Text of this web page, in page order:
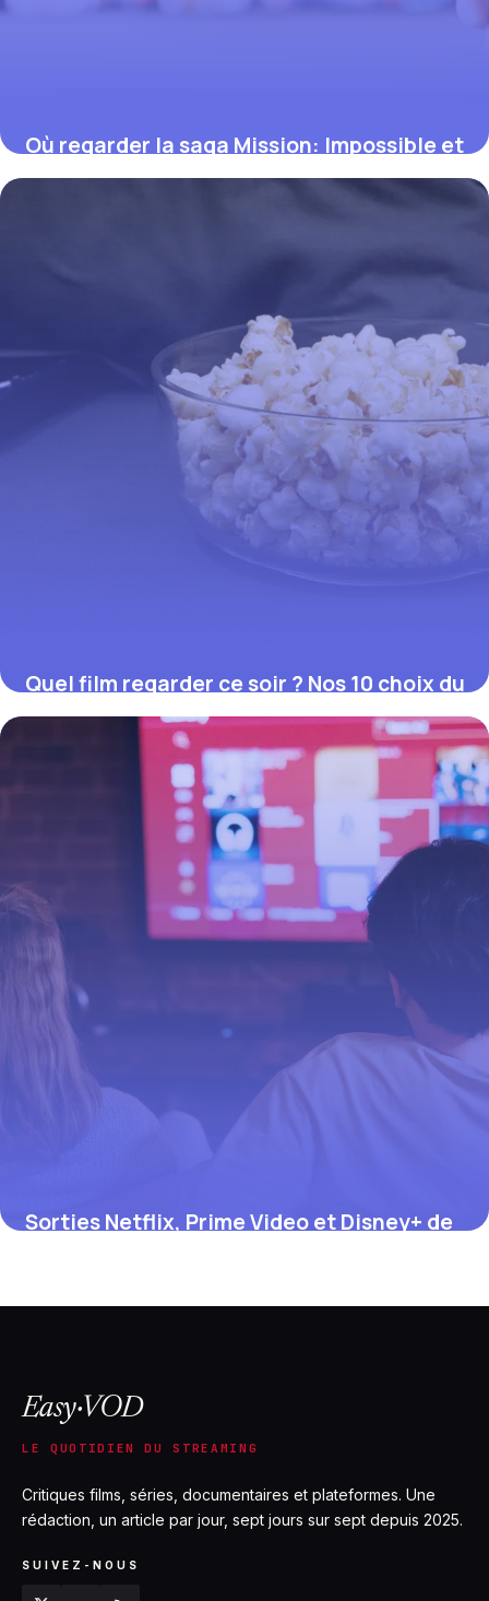
Où regarder la saga Mission: Impossible et
les films de Nolan en streaming (guide
Quel film regarder ce soir ? Nos 10 choix du
moment (juillet 2026)
Sorties Netflix, Prime Video et Disney+ de
Easy·VOD
LE QUOTIDIEN DU STREAMING
Critiques films, séries, documentaires et plateformes. Une
rédaction, un article par jour, sept jours sur sept depuis 2025.
SUIVEZ-NOUS